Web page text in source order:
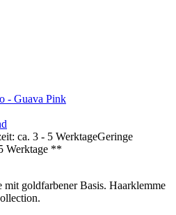
- Guava Pink
Geringe
Werktage **
mit goldfarbener Basis. Haarklemme